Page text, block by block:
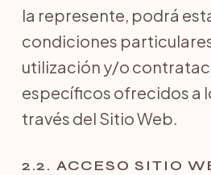
la represente, podrá
condiciones
utilización y/o
específicos ofrecidos a
través del Sitio Web.
2.2. ACCESO SITIO